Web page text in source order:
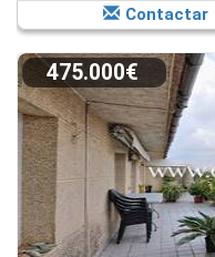
Contactar
475.000€